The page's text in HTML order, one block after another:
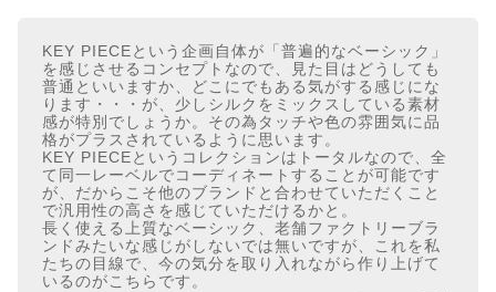
KEY PIECEという企画自体が「普遍的なベーシック」
を感じさせるコンセプトなので、見た目はどうしても
普通といいますか、どこにでもある気がする感じにな
ります・・・が、少しシルクをミックスしている素材
感が特別でしょうか。その為タッチや色の雰囲気に品
格がプラスされているように思います。
KEY PIECEというコレクションはトータルなので、全
て同一レーベルでコーディネートすることが可能です
が、だからこそ他のブランドと合わせていただくこと
で汎用性の高さを感じていただけるかと。
長く使える上質なベーシック、老舗ファクトリーブラ
ンドみたいな感じがしないでは無いですが、これを私
たちの目線で、今の気分を取り入れながら作り上げて
いるのがこちらです。